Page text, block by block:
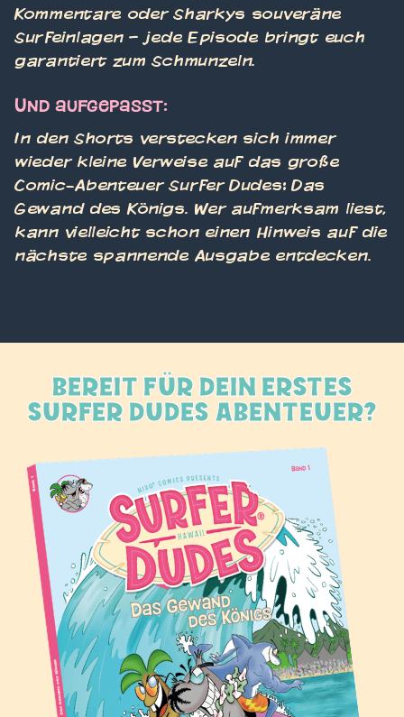
Kommentare oder Sharkys souveräne
Surfeinlagen – jede Episode bringt euch
garantiert zum Schmunzeln.
Und aufgepasst:
In den Shorts verstecken sich immer
wieder kleine Verweise auf das große
Comic-Abenteuer Surfer Dudes: Das
Gewand des Königs. Wer aufmerksam liest,
kann vielleicht schon einen Hinweis auf die
nächste spannende Ausgabe entdecken.
BEREIT FÜR DEIN ERSTES
SURFER DUDES ABENTEUER?